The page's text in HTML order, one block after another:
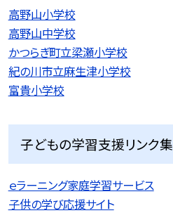
高野山小学校
高野山中学校
かつらぎ町立梁瀬小学校
紀の川市立麻生津小学校
富貴小学校
子どもの学習支援リンク集
ｅラーニング家庭学習サービス
子供の学び応援サイト